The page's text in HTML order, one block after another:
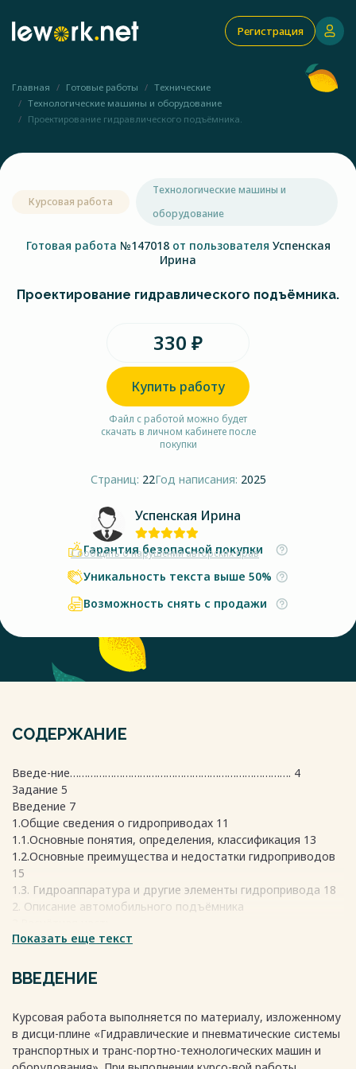
Регистрация
Главная Готовые работы
Технические
Технологические машины и оборудование
Проектирование гидравлического подъёмника.
Курсовая работа
Технологические машины и
оборудование
Готовая работа №147018 от пользователя Успенская
Ирина
Проектирование гидравлического подъёмника.
330 ₽
Купить работу
Файл с работой можно будет
скачать в личном кабинете после
покупки
Страниц: 22Год написания: 2025
Успенская Ирина
Сообщить о нарушении авторских прав
Гарантия безопасной покупки
Уникальность текста выше 50%
Возможность снять с продажи
СОДЕРЖАНИЕ
Введе-ние…………………………………………………………………. 4
Задание 5
Введение 7
1.Общие сведения о гидроприводах 11
1.1.Основные понятия, определения, классификация 13
1.2.Основные преимущества и недостатки гидроприводов
15
1.3. Гидроаппаратура и другие элементы гидропривода 18
2. Описание автомобильного подъёмника
3.1.Выбор номинального давления
3.3.Выбор гидроцилиндра
3.4.Определение потребного давления в гидроцилиндре
3.6.Потери давления в трубопроводе
3.7.Выбор гидронасоса
3.8.Выбор приводного электродвигателя
Показать еще текст
ВВЕДЕНИЕ
Курсовая работа выполняется по материалу, изложенному
в дисци-плине «Гидравлические и пневматические системы
транспортных и транс-портно-технологических машин и